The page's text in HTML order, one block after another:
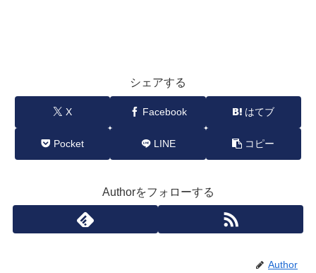
シェアする
X Facebook はてブ
Pocket LINE コピー
Authorをフォローする
Author